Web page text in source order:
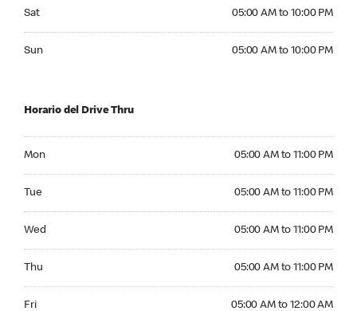
Sat 05:00 AM to 10:00 PM
Sun 05:00 AM to 10:00 PM
Horario del Drive Thru
Mon 05:00 AM to 11:00 PM
Tue 05:00 AM to 11:00 PM
Wed 05:00 AM to 11:00 PM
Thu 05:00 AM to 11:00 PM
Fri 05:00 AM to 12:00 AM